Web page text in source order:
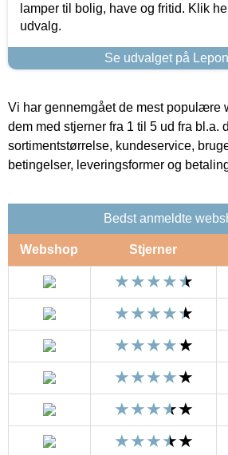
lamper til bolig, have og fritid. Klik
udvalg.
Se udvalget på
Vi har gennemgået de mest populære
dem med stjerner fra 1 til 5 ud fra bl.a.
sortimentstørrelse, kundeservice,
betingelser, leveringsformer og
Bedst anmeldte
Webshop Stjerner